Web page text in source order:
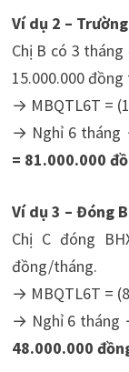
Ví dụ 2 –
Chị B có 3
15.000.000
→ MBQTL6T =
→ Nghỉ 6
= 81.000.000
Ví dụ 3 – Đóng
Chị C đóng
đồng/tháng.
→ MBQTL6T =
→ Nghỉ 6 tháng
48.000.000